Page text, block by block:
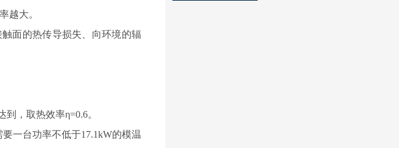
越大。
面的热传导损失、向环境的辐
，取热效率η=0.6。
一台功率不低于17.1kW的模温